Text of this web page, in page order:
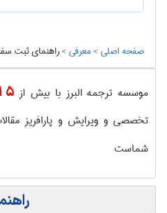
صفحه اصلی>معرفی>راهنماي ثبت
موسسه ترجمه البرز با بیش از
تخصصی و ویرایش و پارافریز
شماست